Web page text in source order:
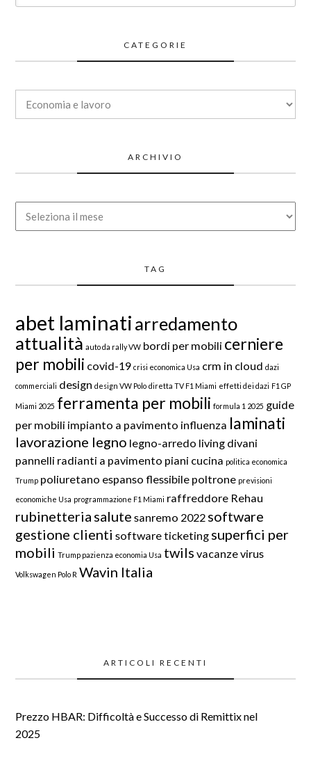
CATEGORIE
ARCHIVIO
TAG
abet laminati arredamento
attualità auto da rally VW bordi per mobili cerniere
per mobili covid-19 crisi economica Usa crm in cloud dazi
commerciali design design VW Polo diretta TV F1 Miami effetti dei dazi F1 GP
Miami 2025 ferramenta per mobili formula 1 2025 guide
per mobili impianto a pavimento influenza laminati
lavorazione legno legno-arredo living divani
pannelli radianti a pavimento piani cucina politica economica
Trump poliuretano espanso flessibile poltrone previsioni
economiche Usa programmazione F1 Miami raffreddore Rehau
rubinetteria salute sanremo 2022 software
gestione clienti software ticketing superfici per
mobili Trump pazienza economia Usa twils vacanzevirus
Volkswagen Polo R Wavin Italia
ARTICOLI RECENTI
Prezzo HBAR: Difficoltà e Successo di Remittix nel
2025